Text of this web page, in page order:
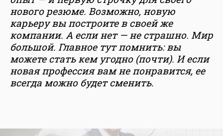
нового резюме. Возможно, новую
карьеру вы построите в своей же
компании. А если нет — не страшно. Мир
большой. Главное тут помнить: вы
можете стать кем угодно (почти). И если
новая профессия вам не понравится, ее
всегда можно будет сменить.